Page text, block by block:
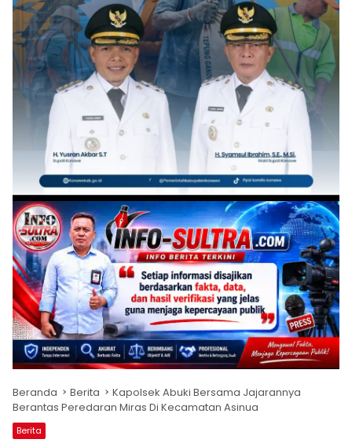
Beranda Berita
Kapolsek Abuki Bersama Jajarannya
Berantas Peredaran Miras Di Kecamatan Asinua
Berita